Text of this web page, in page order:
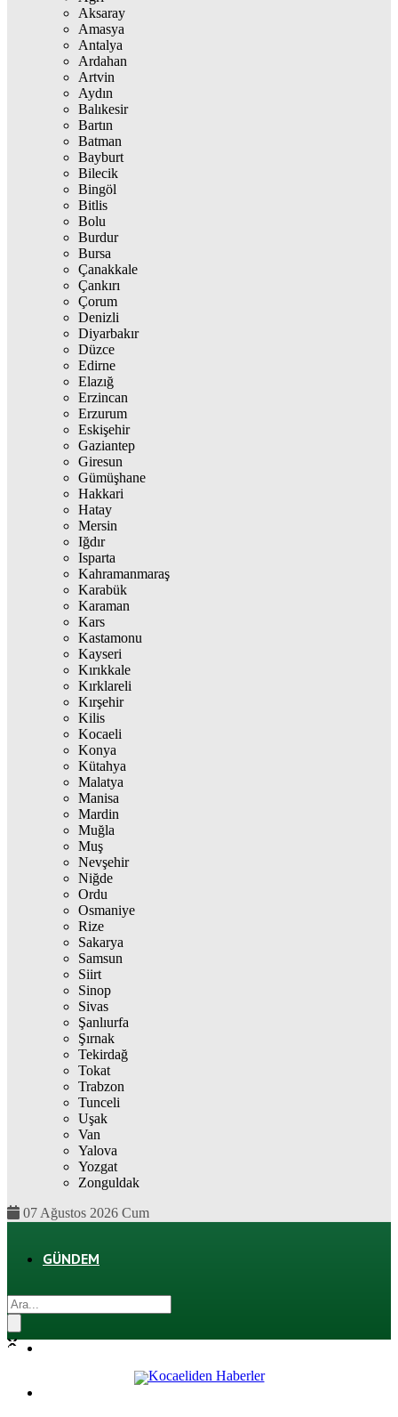
Aksaray
Amasya
Antalya
Ardahan
Artvin
Aydın
Balıkesir
Bartın
Batman
Bayburt
Bilecik
Bingöl
Bitlis
Bolu
Burdur
Bursa
Çanakkale
Çankırı
Çorum
Denizli
Diyarbakır
Düzce
Edirne
Elazığ
Erzincan
Erzurum
Eskişehir
Gaziantep
Giresun
Gümüşhane
Hakkari
Hatay
Mersin
Iğdır
Isparta
Kahramanmaraş
Karabük
Karaman
Kars
Kastamonu
Kayseri
Kırıkkale
Kırklareli
Kırşehir
Kilis
Kocaeli
Konya
Kütahya
Malatya
Manisa
Mardin
Muğla
Muş
Nevşehir
Niğde
Ordu
Osmaniye
Rize
Sakarya
Samsun
Siirt
Sinop
Sivas
Şanlıurfa
Şırnak
Tekirdağ
Tokat
Trabzon
Tunceli
Uşak
Van
Yalova
Yozgat
Zonguldak
07 Ağustos 2026 Cum
GÜNDEM